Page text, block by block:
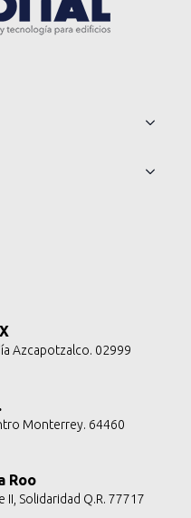
Azcapotzalco. 02999
Monterrey. 64460
Roo
II, Solidaridad Q.R. 77717